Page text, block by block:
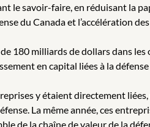
le savoir-faire, en réduisant la
du Canada et l’accélération
180 milliards de dollars dans les
en capital liées à la
y étaient directement
La même année, ces
de la chaîne de valeur de la